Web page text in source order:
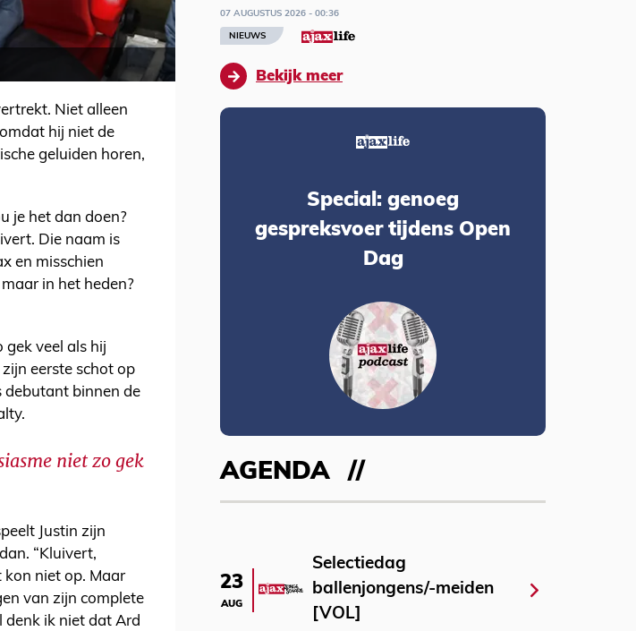
Niet alleen
hij niet de
geluiden horen,
je het dan doen?
Die naam is
en misschien
in het heden?
gek veel als hij
eerste schot op
debutant binnen de
niet zo gek
Justin zijn
“Kluivert,
kon niet op. Maar
van zijn complete
denk ik niet dat Ard
07 AUGUSTUS 2026 - 00:36
NIEUWS
Bekijk meer
Special: genoeg
gespreksvoer tijdens Open
Dag
AGENDA
23
AUG
Selectiedag
ballenjongens/-meiden
[VOL]